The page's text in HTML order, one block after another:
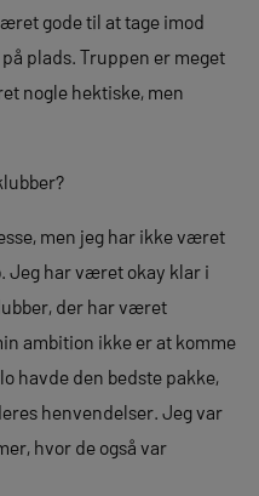
gode til at tage imod
plads. Truppen er meget
nogle hektiske, men
men jeg har ikke været
Jeg har været okay klar i
der har været
ambition ikke er at komme
havde den bedste pakke,
henvendelser. Jeg var
hvor de også var